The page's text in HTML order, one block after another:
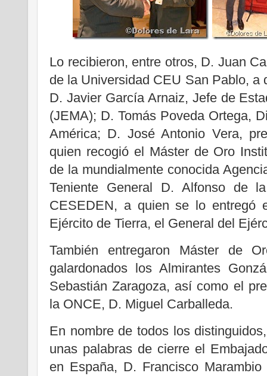
Lo recibieron, entre otros, D. Juan
de la Universidad CEU San Pablo, a
D. Javier García Arnaiz, Jefe de
(JEMA); D. Tomás Poveda Ortega,
América; D. José Antonio Vera,
quien recogió el Máster de Oro
de la mundialmente conocida
Teniente General D. Alfonso de
CESEDEN, a quien se lo entregó
Ejército de Tierra, el General del
También entregaron Máster de
galardonados los Almirantes
Sebastián Zaragoza, así como el
la ONCE, D. Miguel Carballeda.
En nombre de todos los
unas palabras de cierre el
en España, D. Francisco